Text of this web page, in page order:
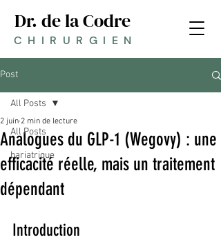
Dr. de la Codre
CHIRURGIEN
Post
All Posts
bariatrique
All Posts
Analogues du GLP-1 (Wegovy) : une
efficacité réelle, mais un traitement
dépendant
2 juin 2 min de lecture
Introduction